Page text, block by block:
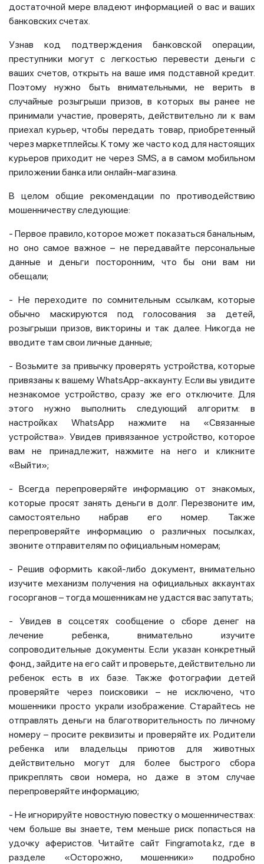
достаточной мере владеют информацией о вас и ваших
банковских счетах.
Узнав код подтверждения банковской операции,
преступники могут с легкостью перевести деньги с
ваших счетов, открыть на ваше имя подставной кредит.
Поэтому нужно быть внимательными, не верить в
случайные розыгрыши призов, в которых вы ранее не
принимали участие, проверять, действительно ли к вам
приехал курьер, чтобы передать товар, приобретенный
через маркетплейсы. К тому же часто код для настоящих
курьеров приходит не через SMS, а в самом мобильном
приложении банка или онлайн-магазина.
В целом общие рекомендации по противодействию
мошенничеству следующие:
- Первое правило, которое может показаться банальным,
но оно самое важное – не передавайте персональные
данные и деньги посторонним, что бы они вам ни
обещали;
- Не переходите по сомнительным ссылкам, которые
обычно маскируются под голосования за детей,
розыгрыши призов, викторины и так далее. Никогда не
вводите там свои личные данные;
- Возьмите за привычку проверять устройства, которые
привязаны к вашему WhatsApp-аккаунту. Если вы увидите
незнакомое устройство, сразу же его отключите. Для
этого нужно выполнить следующий алгоритм: в
настройках WhatsApp нажмите на «Связанные
устройства». Увидев привязанное устройство, которое
вам не принадлежит, нажмите на него и кликните
«Выйти»;
- Всегда перепроверяйте информацию от знакомых,
которые просят занять деньги в долг. Перезвоните им,
самостоятельно набрав его номер. Также
перепроверяйте информацию о различных посылках,
звоните отправителям по официальным номерам;
- Решив оформить какой-либо документ, внимательно
изучите механизм получения на официальных аккаунтах
госорганов – тогда мошенникам не удастся вас запутать;
- Увидев в соцсетях сообщение о сборе денег на
лечение ребенка, внимательно изучите
сопроводительные документы. Если указан конкретный
фонд, зайдите на его сайт и проверьте, действительно ли
ребенок есть в их базе. Также фотографии детей
проверяйте через поисковики – не исключено, что
мошенники просто украли изображение. Старайтесь не
отправлять деньги на благотворительность по личному
номеру – просите реквизиты и проверяйте их. Родители
ребенка или владельцы приютов для животных
действительно могут для более быстрого сбора
прикреплять свои номера, но даже в этом случае
перепроверяйте информацию;
- Не игнорируйте новостную повестку о мошенничествах:
чем больше вы знаете, тем меньше риск попасться на
удочку аферистов. Читайте сайт Fingramota.kz, где в
разделе «Осторожно, мошенники» подробно